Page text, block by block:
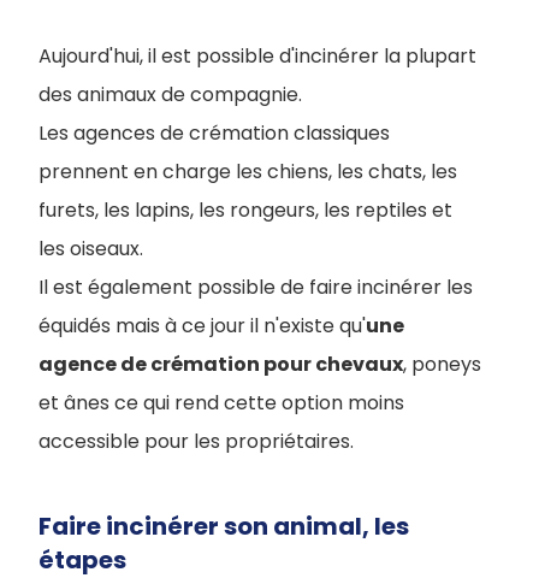
Aujourd'hui, il est possible d'incinérer la plupart
des animaux de compagnie.
Les agences de crémation classiques
prennent en charge les chiens, les chats, les
furets, les lapins, les rongeurs, les reptiles et
les oiseaux.
Il est également possible de faire incinérer les
équidés mais à ce jour il n'existe qu'une
agence de crémation pour chevaux, poneys
et ânes ce qui rend cette option moins
accessible pour les propriétaires.
Faire incinérer son animal, les
étapes